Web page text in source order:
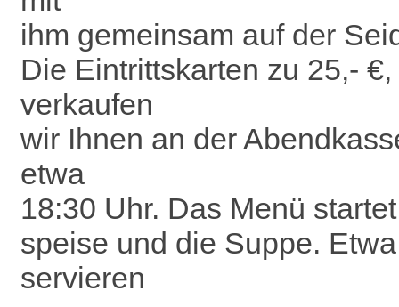
ihm gemeinsam auf der
Die Eintrittskarten zu 25,-
verkaufen
wir Ihnen an der
etwa
18:30 Uhr. Das Menü
speise und die Suppe.
servieren